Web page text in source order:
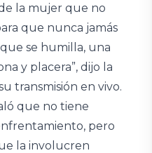
la mujer que no
que nunca jamás
que se humilla, una
y placera”, dijo la
transmisión en vivo.
que no tiene
pero
la involucren